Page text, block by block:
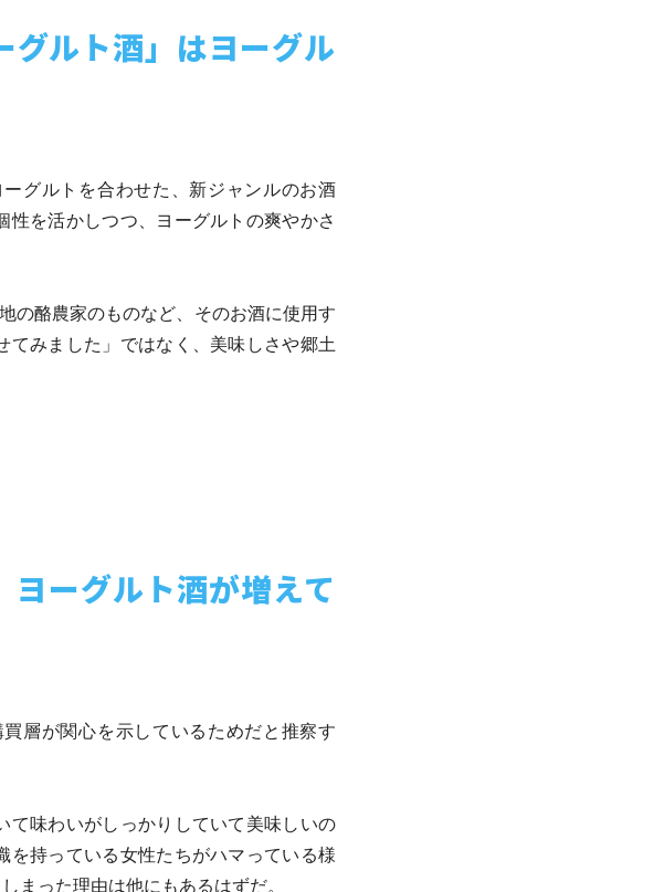
グルト酒」はヨーグル
グルトを合わせた、新ジャンルのお酒
を活かしつつ、ヨーグルトの爽やかさ
の酪農家のものなど、そのお酒に使用す
てみました」ではなく、美味しさや郷土
ーグルト酒が増えて
層が関心を示しているためだと推察す
て味わいがしっかりしていて美味しいの
を持っている女性たちがハマっている様
まった理由は他にもあるはずだ。